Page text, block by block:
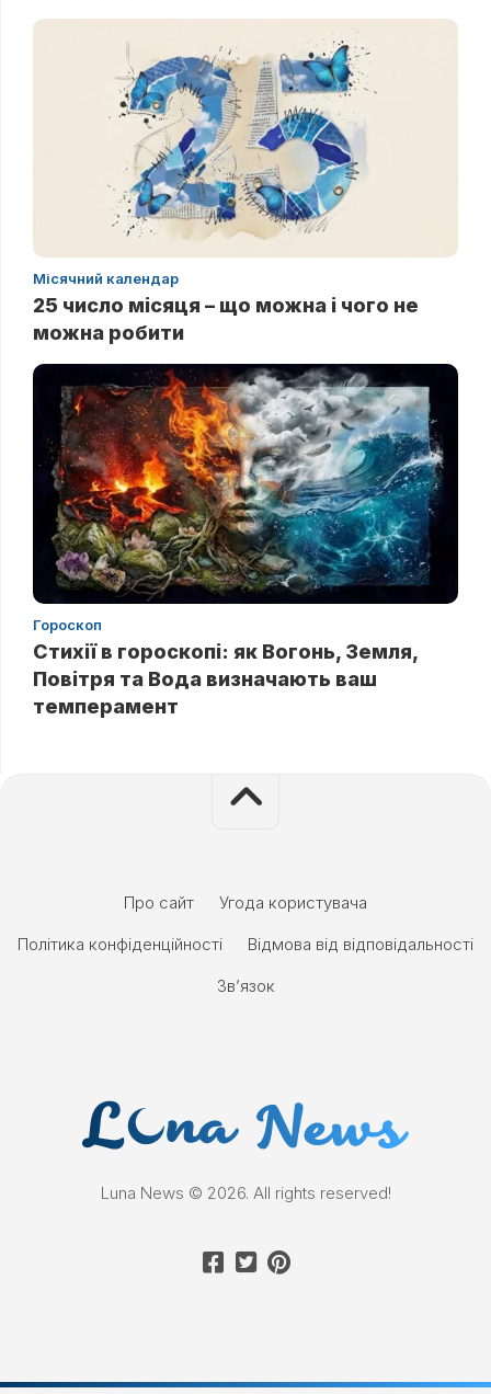
Місячний календар
25 число місяця – що можна і чого не
можна робити
Гороскоп
Стихії в гороскопі: як Вогонь, Земля,
Повітря та Вода визначають ваш
темперамент
Про сайт
Угода користувача
Політика конфіденційності
Відмова від відповідальності
Зв’язок
Luna News © 2026. All rights reserved!